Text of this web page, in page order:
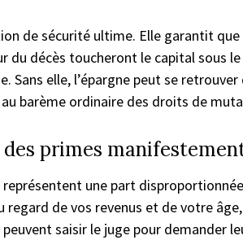
de sécurité ultime. Elle garantit
du décès toucheront le capital sous
Sans elle, l’épargne peut se
barème ordinaire des droits de
des primes
représentent une part
regard de vos revenus et de votre
saisir le juge pour demander